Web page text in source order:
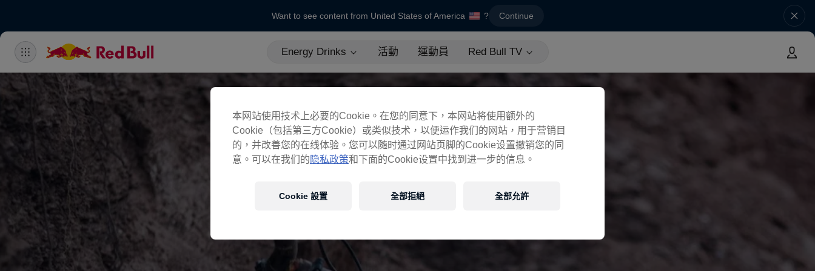
Want to see content from United States of America ? Continue
Energy Drinks 活動 運動員 Red Bull TV
本网站使用技术上必要的Cookie。在您的同意下，本网站将使用额外的
Cookie（包括第三方Cookie）或类似技术，以便运作我们的网站，用于营销目
的，并改善您的在线体验。您可以随时通过网站页脚的Cookie设置撤销您的同
意。可以在我们的 隐私政策和下面的Cookie设置中找到进一步的信息。
Cookie 設置 全部拒絕 全部允許